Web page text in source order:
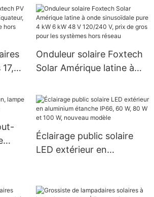
1500W
V
Onduleur solaire Foxtech
Solar Amérique latine à
kW 6 kW 48 V 120/240 V,
prix de gros pour les
systèmes hors réseau
Éclairage public solaire
LED extérieur en
nouveau modèle